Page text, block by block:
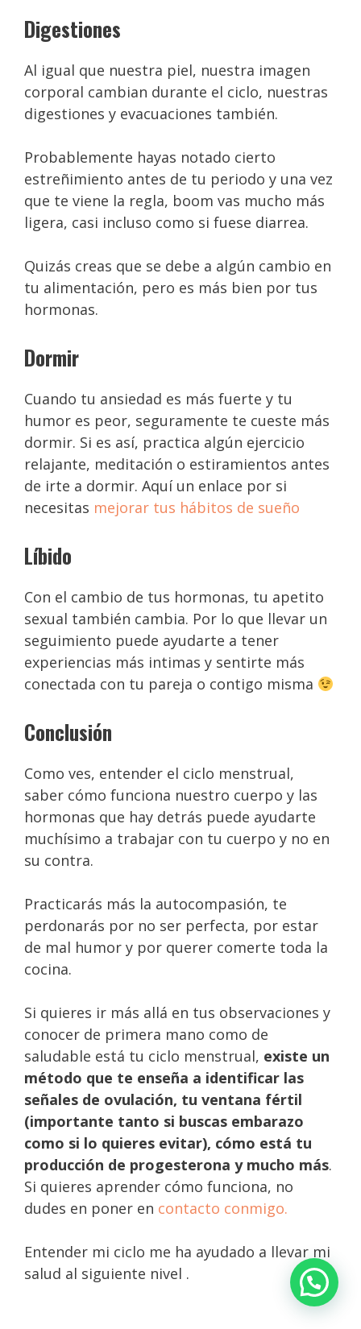
Digestiones
Al igual que nuestra piel, nuestra imagen
corporal cambian durante el ciclo, nuestras
digestiones y evacuaciones también.
Probablemente hayas notado cierto
estreñimiento antes de tu periodo y una vez
que te viene la regla, boom vas mucho más
ligera, casi incluso como si fuese diarrea.
Quizás creas que se debe a algún cambio en
tu alimentación, pero es más bien por tus
hormonas.
Dormir
Cuando tu ansiedad es más fuerte y tu
humor es peor, seguramente te cueste más
dormir. Si es así, practica algún ejercicio
relajante, meditación o estiramientos antes
de irte a dormir. Aquí un enlace por si
necesitas mejorar tus hábitos de sueño
Líbido
Con el cambio de tus hormonas, tu apetito
sexual también cambia. Por lo que llevar un
seguimiento puede ayudarte a tener
experiencias más intimas y sentirte más
conectada con tu pareja o contigo misma
Conclusión
Como ves, entender el ciclo menstrual,
saber cómo funciona nuestro cuerpo y las
hormonas que hay detrás puede ayudarte
muchísimo a trabajar con tu cuerpo y no en
su contra.
Practicarás más la autocompasión, te
perdonarás por no ser perfecta, por estar
de mal humor y por querer comerte toda la
cocina.
Si quieres ir más allá en tus observaciones y
conocer de primera mano como de
saludable está tu ciclo menstrual, existe un
método que te enseña a identificar las
señales de ovulación, tu ventana fértil
(importante tanto si buscas embarazo
como si lo quieres evitar), cómo está tu
producción de progesterona y mucho más.
Si quieres aprender cómo funciona, no
dudes en poner en contacto conmigo.
Entender mi ciclo me ha ayudado a llevar mi
salud al siguiente nivel .